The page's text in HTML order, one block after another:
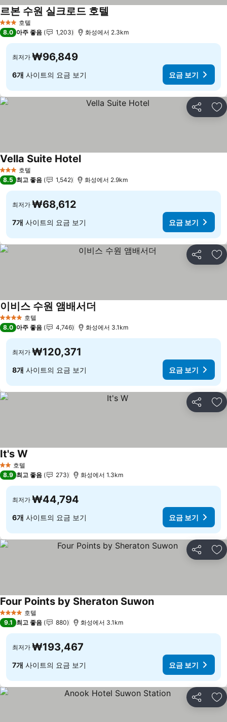
3 성급 호텔
르본 수원 실크로드 호텔
8.0 아주 좋음 1,203 화성에서 2.3km
최저가 ₩96,849
6개 사이트의 요금 보기 요금 보기
공유 즐
3 성급 호텔
Vella Suite Hotel요금 보기
8.5 최고 좋음 1,542 화성에서 2.9km
최저가 ₩68,612
7개 사이트의 요금 보기 요금 보기
공유 즐
4 성급 호텔
이비스 수원 앰배서더
8.0 아주 좋음 4,746 화성에서 3.1km
최저가 ₩120,371
8개 사이트의 요금 보기 요금 보기
공유 즐
2 성급호텔
It's W
8.9 최고 좋음 273 화성에서 1.3km
최저가 ₩44,794
6개 사이트의 요금 보기 요금 보기
공유 즐
4 성급 호텔
Four Points by Sheraton Suwon요금 보기
9.1 최고 좋음 880 화성에서 3.1km
최저가 ₩193,467
7개 사이트의 요금 보기 요금 보기
공유 즐